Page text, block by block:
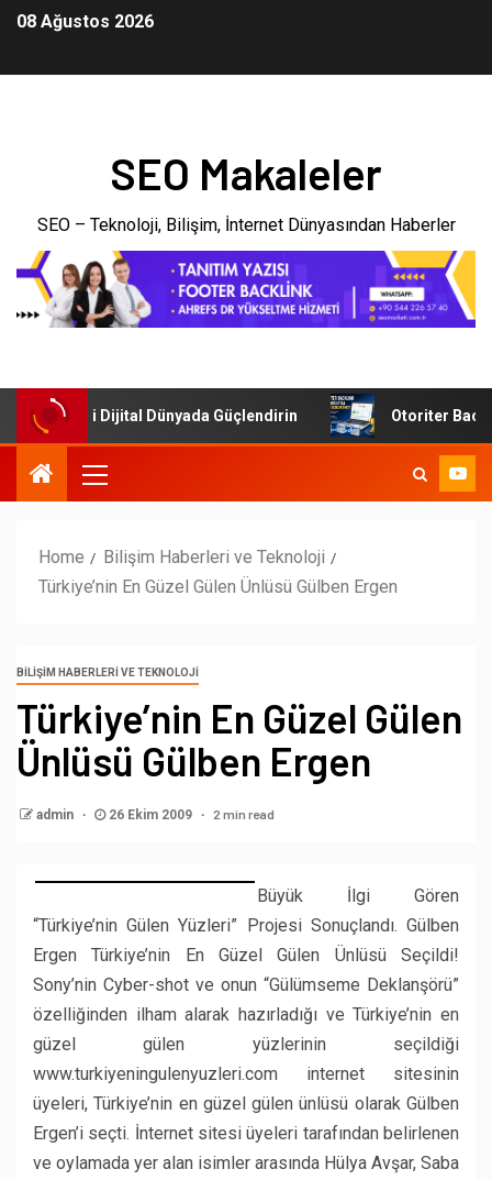
08 Ağustos 2026
SEO Makaleler
SEO – Teknoloji, Bilişim, İnternet Dünyasından Haberler
Dijital Dünyada Güçlendirin Otoriter Backlink
Home
Bilişim Haberleri ve Teknoloji
Türkiye’nin En Güzel Gülen Ünlüsü Gülben Ergen
BILIŞIM HABERLERI VE TEKNOLOJI
Türkiye’nin En Güzel Gülen
Ünlüsü Gülben Ergen
admin 26 Ekim 2009 2 min read
Büyük İlgi Gören
“Türkiye’nin Gülen Yüzleri” Projesi Sonuçlandı. Gülben
Ergen Türkiye’nin En Güzel Gülen Ünlüsü Seçildi!
Sony’nin Cyber-shot ve onun “Gülümseme Deklanşörü”
özelliğinden ilham alarak hazırladığı ve Türkiye’nin en
güzel gülen yüzlerinin seçildiği
www.turkiyeningulenyuzleri.com internet sitesinin
üyeleri, Türkiye’nin en güzel gülen ünlüsü olarak Gülben
Ergen’i seçti. İnternet sitesi üyeleri tarafından belirlenen
ve oylamada yer alan isimler arasında Hülya Avşar, Saba